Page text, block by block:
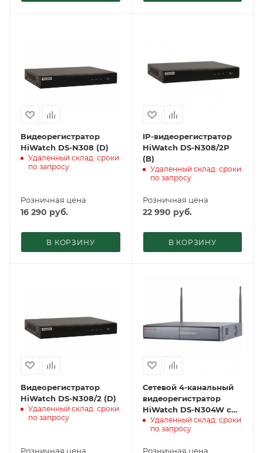
Видеорегистратор
HiWatch DS-N308 (D)
Удаленный склад: сроки
по запросу
Розничная цена
16 290 руб.
В КОРЗИНУ
IP-видеорегистратор
HiWatch DS-N308/2P
(B)
Удаленный склад: сроки
по запросу
Розничная цена
22 990 руб.
В КОРЗИНУ
Видеорегистратор
HiWatch DS-N308/2 (D)
Удаленный склад: сроки
по запросу
Розничная цена
Сетевой 4-канальный
видеорегистратор
HiWatch DS-N304W c
Wi-Fi модулем
Удаленный склад: сроки
по запросу
Розничная цена